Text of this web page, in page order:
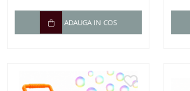
ADAUGA IN COS